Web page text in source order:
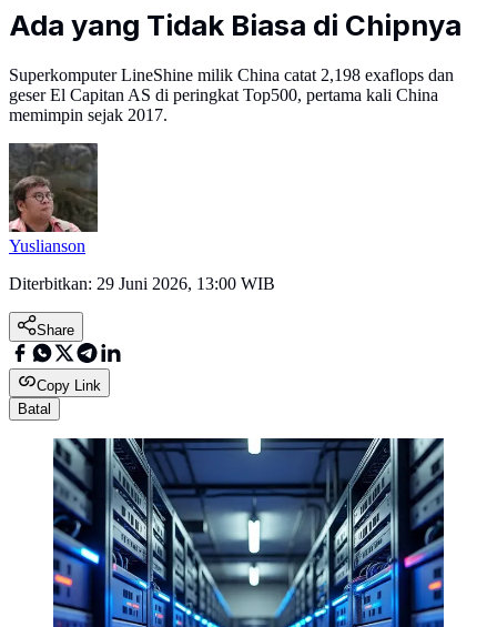
Ada yang Tidak Biasa di Chipnya
Superkomputer LineShine milik China catat 2,198 exaflops dan
geser El Capitan AS di peringkat Top500, pertama kali China
memimpin sejak 2017.
Yuslianson
Diterbitkan: 29 Juni 2026, 13:00 WIB
Share
Copy Link
Batal